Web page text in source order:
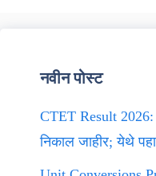
नवीन पोस्ट
CTET Result 2026:
निकाल जाहीर; येथे